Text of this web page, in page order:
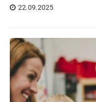
22.09.2025